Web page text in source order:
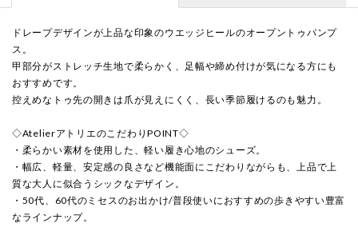
ドレープデザインが上品な印象のウエッジヒールのオープントゥパンプ
ス。
甲部分がストレッチ生地で柔らかく、足幅や締め付けが気になる方にも
おすすめです。
控えめなトゥ先の開きは爪が見えにくく、長い季節履けるのも魅力。
◇AtelierアトリエのこだわりPOINT◇
・柔らかい素材を使用した、軽い履き心地のシューズ。
・幅広、軽量、安定感の良さなど機能面にこだわりながらも、上品で上
質な大人に似合うシックなデザイン。
・50代、60代のミセスのお出かけ/普段使いにおすすめの歩きやすい豊富
なラインナップ。